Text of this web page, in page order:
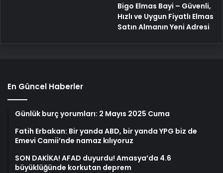
Bigo Elmas Bayi – Güvenli,
Hızlı ve Uygun Fiyatlı Elmas
Satın Almanın Yeni Adresi
En Güncel Haberler
Günlük burç yorumları: 2 Mayıs 2025 Cuma
Fatih Erbakan: Bir yanda ABD, bir yanda YPG biz de
Emevi Camii’nde namaz kılıyoruz
SON DAKİKA! AFAD duyurdu! Amasya’da 4.6
büyüklüğünde korkutan deprem